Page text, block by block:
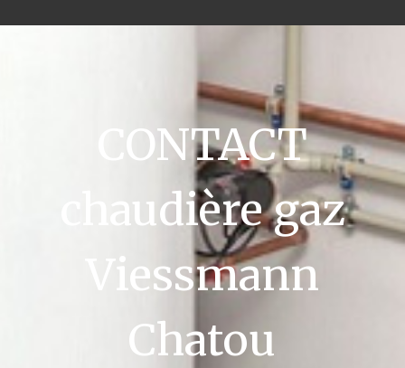
CONTACT
chaudière gaz
Viessmann
Chatou